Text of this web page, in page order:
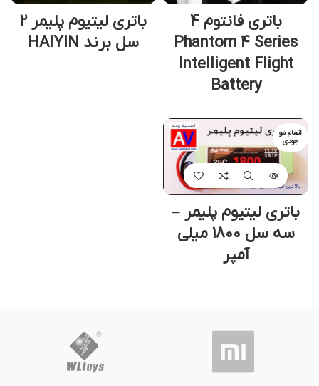
باتری فانتوم 4
Phantom 4 Series
Intelligent Flight
Battery
باتری لیتیوم پلیمر 2
سل برند HAIYIN
اتمام مو
جودی
باتری لیتیوم پلیمر –
سه سل 1800 میلی
آمپر